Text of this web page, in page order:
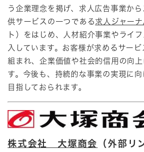
う企業理念を掲げ、求人広告事業か
供サービスの一つである 求人ジャーナ
ト）をはじめ、人材紹介事業やライ
入しています。お客様が求めるサー
組まれ、企業価値や社会的信用の向
す。今後も、持続的な事業の実現に
目指しておられます。​
株式会社 大塚商会 （外部リ